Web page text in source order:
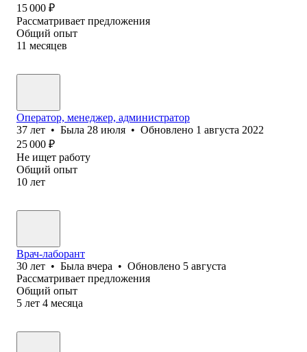
15 000 ₽
Рассматривает предложения
Общий опыт
11 месяцев
Оператор, менеджер, администратор
37 лет • Была 28 июля • Обновлено 1 августа 2022
25 000 ₽
Не ищет работу
Общий опыт
10 лет
Врач-лаборант
30 лет • Была вчера • Обновлено 5 августа
Рассматривает предложения
Общий опыт
5 лет 4 месяца